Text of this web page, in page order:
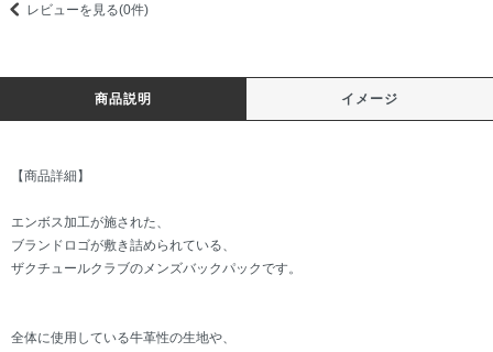
レビューを見る(0件)
商品説明 イメージ
【商品詳細】
エンボス加工が施された、
ブランドロゴが敷き詰められている、
ザクチュールクラブのメンズバックパックです。
全体に使用している牛革性の生地や、